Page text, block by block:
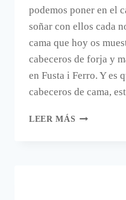
podemos poner en el
soñar con ellos cada
cama que hoy os
cabeceros de forja y
en Fusta i Ferro. Y es
cabeceros de cama,
LEER MÁS CABECEROS